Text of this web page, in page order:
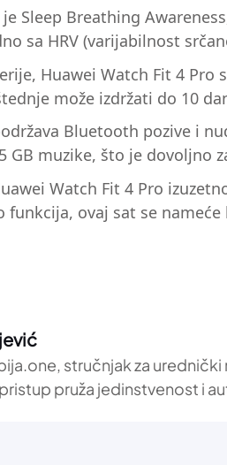
Sleep Breathing
sa HRV (varijabilnost
Huawei Watch Fit 4
može izdržati do 10
Bluetooth pozive i
GB muzike, što je dovoljno
Watch Fit 4 Pro
ovaj sat se
stručnjak za
pruža jedinstvenost i